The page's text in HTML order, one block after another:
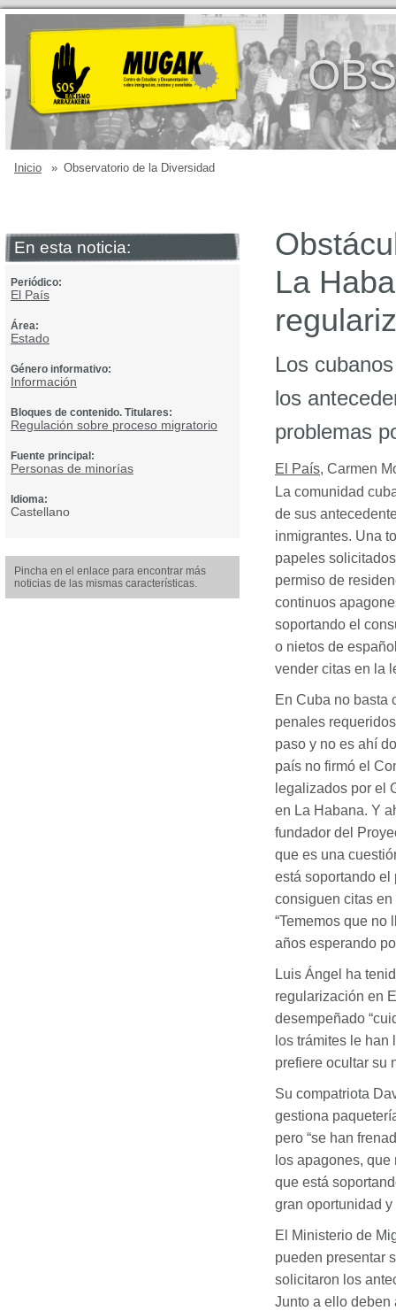
Inicio » Observatorio de la Diversidad
En esta noticia:
Periódico:
El País
Área:
Estado
Género informativo:
Información
Bloques de contenido. Titulares:
Regulación sobre proceso migratorio
Fuente principal:
Personas de minorías
Idioma:
Castellano
Pincha en el enlace para encontrar más
noticias de las mismas características.
La
Los
los
problemas
El País, Carmen
La comunidad
de sus
inmigrantes. Una
papeles
permiso de
continuos
soportando el
o nietos de
vender citas en la
En Cuba no basta
penales
paso y no es ahí
país no firmó el
legalizados por el
en La Habana. Y
fundador del
que es una
está soportando el
consiguen citas en
“Tememos que
años esperando
Luis Ángel ha
regularización en
desempeñado
los trámites le han
prefiere ocultar su
Su compatriota
gestiona
pero “se han
los apagones,
que está
gran oportunidad y
El Ministerio de
pueden presentar
solicitaron los
Junto a ello deben